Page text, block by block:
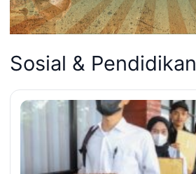
Sosial & Pendidikan